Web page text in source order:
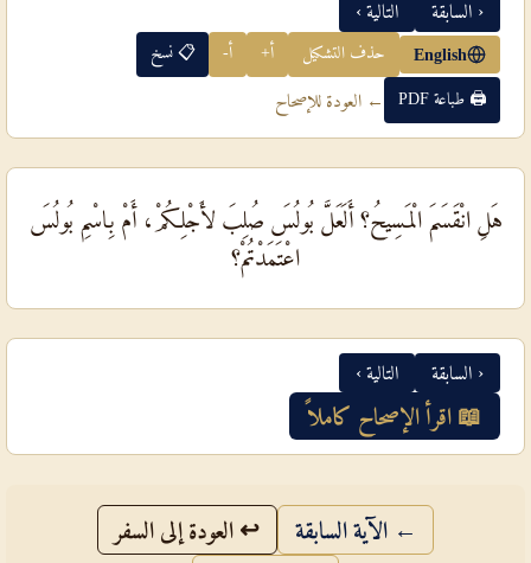
‹ السابقة التالية ›
English حذف التشكيل أ+ أ- 📋 نسخ
🖨 طباعة PDF ← العودة للإصحاح
هَلِ انْقَسَمَ الْمَسِيحُ؟ أَلَعَلَّ بُولُسَ صُلِبَ لأَجْلِكُمْ، أَمْ بِاسْمِ بُولُسَ
اعْتَمَدْتُمْ؟
‹ السابقة التالية ›
📖 اقرأ الإصحاح كاملاً
← الآية السابقة ↩ العودة إلى السفر